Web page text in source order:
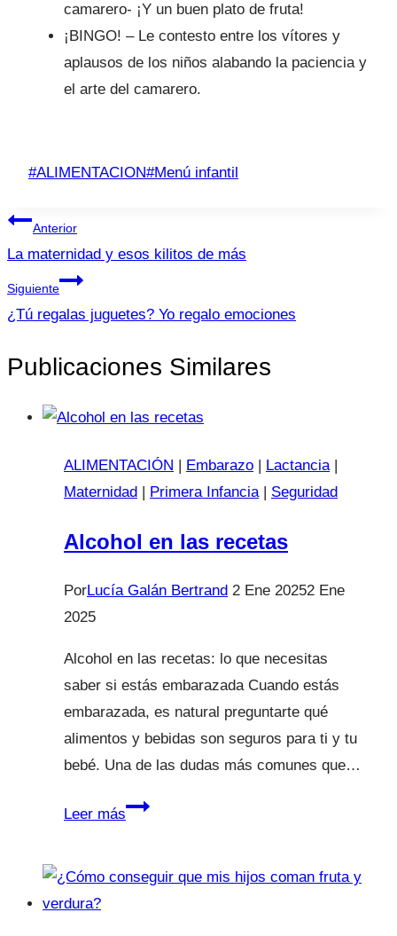
camarero- ¡Y un buen plato de fruta!
¡BINGO! – Le contesto entre los vítores y
aplausos de los niños alabando la paciencia y
el arte del camarero.
Etiquetas
la
entrada:
#ALIMENTACION#Menú infantil
Navegación
de
entradas
Anterior
La maternidad y esos kilitos de más
Siguiente
¿Tú regalas juguetes? Yo regalo emociones
Publicaciones Similares
ALIMENTACIÓN | Embarazo | Lactancia|
Maternidad | Primera Infancia| Seguridad
Alcohol en las recetas
PorLucía Galán Bertrand 2 Ene 20252 Ene
2025
Alcohol en las recetas: lo que necesitas
saber si estás embarazada Cuando estás
embarazada, es natural preguntarte qué
alimentos y bebidas son seguros para ti y tu
bebé. Una de las dudas más comunes que…
Leer másAlcohol
recetas